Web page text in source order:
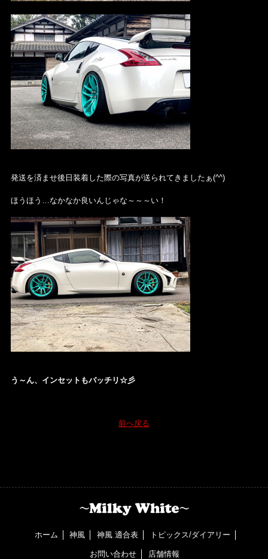
発送を済ませ後日装着した際の写真が送られてきましたぁ(^^)
ほうほう…なかなか良いんじゃな～～～い！
う～ん、インセットもバッチリ☆彡
前へ戻る
ホーム 神風 神風 適合表 トピックス/ダイアリー
お問い合わせ 店舗情報